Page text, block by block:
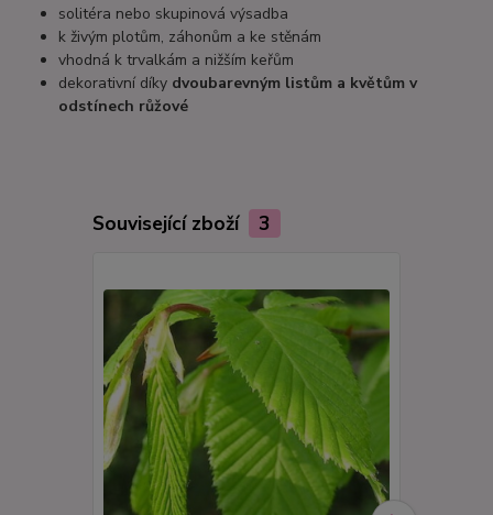
solitéra nebo skupinová výsadba
k živým plotům, záhonům a ke stěnám
vhodná k trvalkám a nižším keřům
dekorativní díky dvoubarevným listům a květům v
odstínech růžové
Související zboží 3